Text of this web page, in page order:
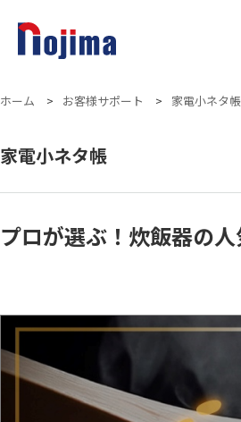
ホーム > お客様サポート > 家電小ネタ帳
家電小ネタ帳
プロが選ぶ！炊飯器の